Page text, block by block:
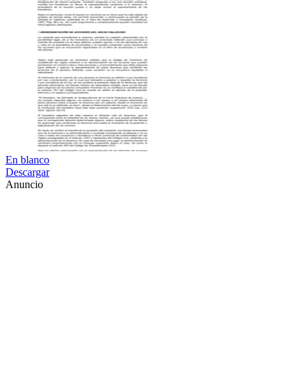
En blanco
Descargar
Anuncio